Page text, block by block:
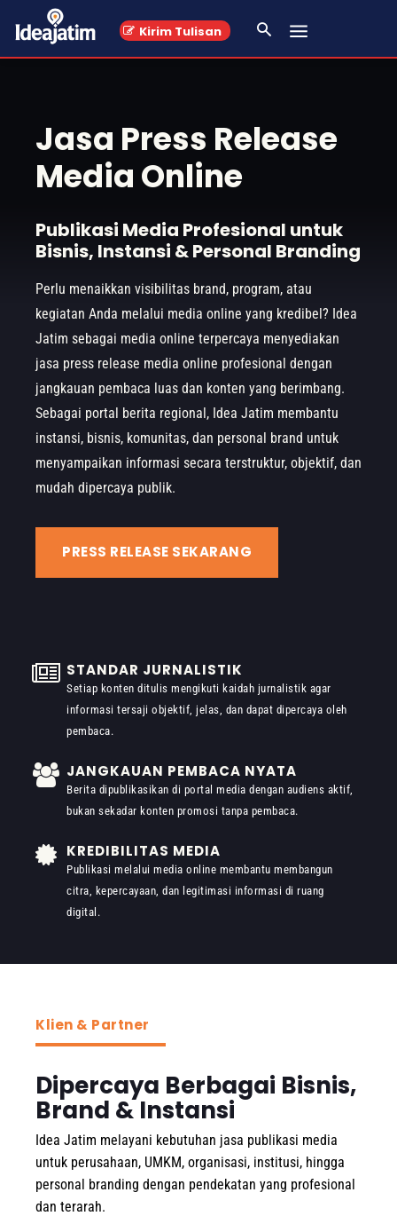
Kirim Tulisan
Jasa Press Release
Media Online
Publikasi Media Profesional untuk
Bisnis, Instansi & Personal Branding
Perlu menaikkan visibilitas brand, program, atau
kegiatan Anda melalui media online yang kredibel? Idea
Jatim sebagai media online terpercaya menyediakan
jasa press release media online profesional dengan
jangkauan pembaca luas dan konten yang berimbang.
Sebagai portal berita regional, Idea Jatim membantu
instansi, bisnis, komunitas, dan personal brand untuk
menyampaikan informasi secara terstruktur, objektif, dan
mudah dipercaya publik.
PRESS RELEASE SEKARANG
STANDAR JURNALISTIK
Setiap konten ditulis mengikuti kaidah jurnalistik agar
informasi tersaji objektif, jelas, dan dapat dipercaya oleh
pembaca.
JANGKAUAN PEMBACA NYATA
Berita dipublikasikan di portal media dengan audiens aktif,
bukan sekadar konten promosi tanpa pembaca.
KREDIBILITAS MEDIA
Publikasi melalui media online membantu membangun
citra, kepercayaan, dan legitimasi informasi di ruang
digital.
Klien & Partner
Dipercaya Berbagai Bisnis,
Brand & Instansi
Idea Jatim melayani kebutuhan jasa publikasi media
untuk perusahaan, UMKM, organisasi, institusi, hingga
personal branding dengan pendekatan yang profesional
dan terarah.